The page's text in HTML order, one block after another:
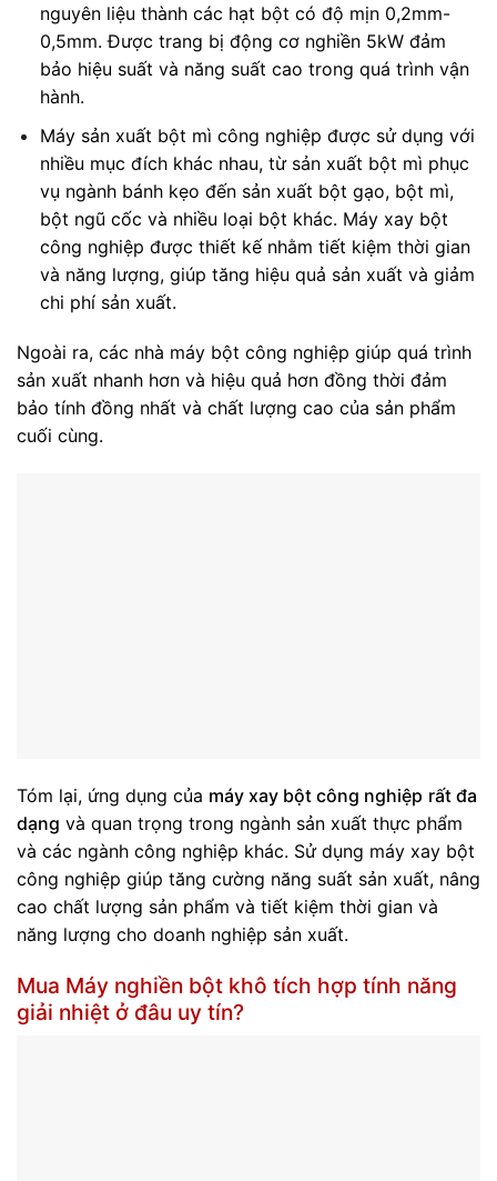
nguyên liệu thành các hạt bột có độ mịn 0,2mm-
0,5mm. Được trang bị động cơ nghiền 5kW đảm
bảo hiệu suất và năng suất cao trong quá trình vận
hành.
Máy sản xuất bột mì công nghiệp được sử dụng với
nhiều mục đích khác nhau, từ sản xuất bột mì phục
vụ ngành bánh kẹo đến sản xuất bột gạo, bột mì,
bột ngũ cốc và nhiều loại bột khác. Máy xay bột
công nghiệp được thiết kế nhằm tiết kiệm thời gian
và năng lượng, giúp tăng hiệu quả sản xuất và giảm
chi phí sản xuất.
Ngoài ra, các nhà máy bột công nghiệp giúp quá trình
sản xuất nhanh hơn và hiệu quả hơn đồng thời đảm
bảo tính đồng nhất và chất lượng cao của sản phẩm
cuối cùng.
Tóm lại, ứng dụng của máy xay bột công nghiệp rất đa
dạng và quan trọng trong ngành sản xuất thực phẩm
và các ngành công nghiệp khác. Sử dụng máy xay bột
công nghiệp giúp tăng cường năng suất sản xuất, nâng
cao chất lượng sản phẩm và tiết kiệm thời gian và
năng lượng cho doanh nghiệp sản xuất.
Mua Máy nghiền bột khô tích hợp tính năng
giải nhiệt ở đâu uy tín?